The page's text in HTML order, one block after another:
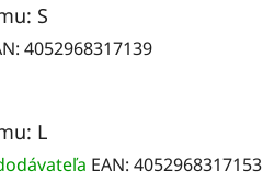
S
4052968317139
L
EAN: 4052968317153